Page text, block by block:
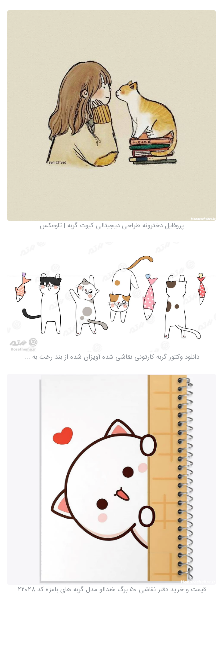
پروفایل دخترونه طراحی دیجیتالی کیوت گربه | تاوعکس
دانلود وکتور گربه کارتونی نقاشی شده آویزان شده از بند رخت به ...
قیمت و خرید دفتر نقاشی 50 برگ خندالو مدل گربه های بامزه کد 22028